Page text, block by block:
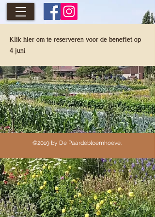
Klik hier om te reserveren voor de benefiet op
4 juni
©2019 by De Paardebloemhoeve.